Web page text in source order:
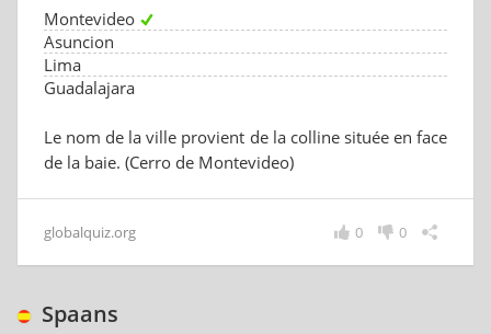
Montevideo
Asuncion
Lima
Guadalajara
Le nom de la ville provient de la colline située en face
de la baie. (Cerro de Montevideo)
globalquiz.org 0
0
Spaans